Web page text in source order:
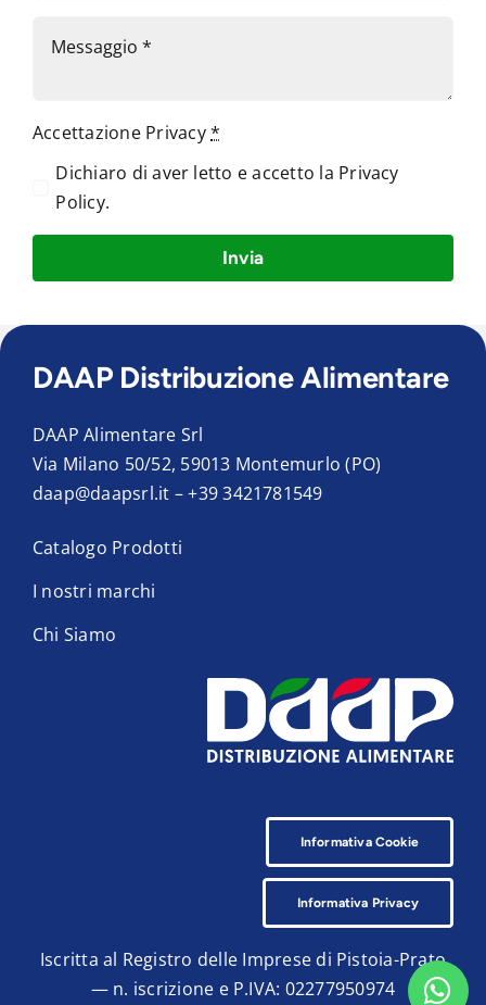
Accettazione Privacy*
Dichiaro di aver letto e accetto la Privacy
Policy.
Invia
DAAP Distribuzione Alimentare
DAAP Alimentare Srl
Via Milano 50/52, 59013 Montemurlo (PO)
daap@daapsrl.it –+39 3421781549
Catalogo Prodotti
I nostri marchi
Chi Siamo
Informativa Cookie
Informativa Privacy
Iscritta al Registro delle Imprese di Pistoia-Prato
— n. iscrizione e P.IVA: 02277950974